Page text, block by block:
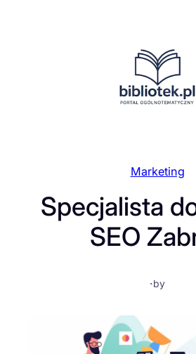
Marketing
Specjalista
SEO
·by